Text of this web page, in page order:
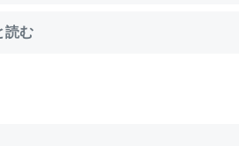
ール導入でコミュニケーションが劇的に変化し
読む